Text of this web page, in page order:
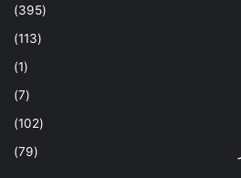
(395)
(113)
(1)
(7)
(102)
(79)